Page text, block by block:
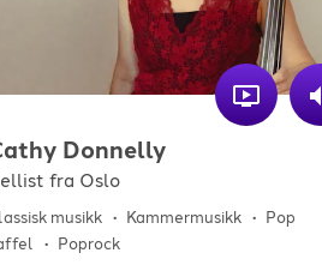
Donnelly
fra Oslo
musikk Kammermusikk
Pop
Poprock